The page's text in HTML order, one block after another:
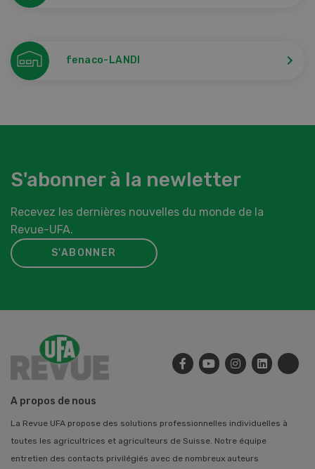
fenaco-LANDI
S'abonner à la newletter
Recevez les dernières nouvelles du monde de la
Revue-UFA.
S'ABONNER
A propos de nous
La Revue UFA propose des solutions professionnelles individuelles à
toutes les agricultrices et agriculteurs de Suisse. Notre équipe
entretien des contacts privilégiés avec de nombreux auteurs